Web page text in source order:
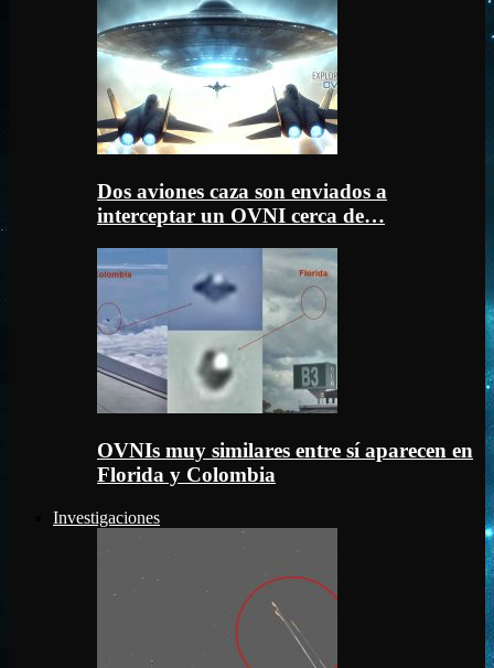
Dos aviones caza son enviados a
interceptar un OVNI cerca de…
OVNIs muy similares entre sí aparecen en
Florida y Colombia
Investigaciones